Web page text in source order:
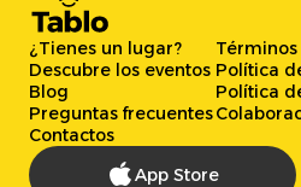
¿Tienes un lugar?
Descubre los eventos
Blog
Preguntas frecuentes
Contactos
Política
Política
App Store